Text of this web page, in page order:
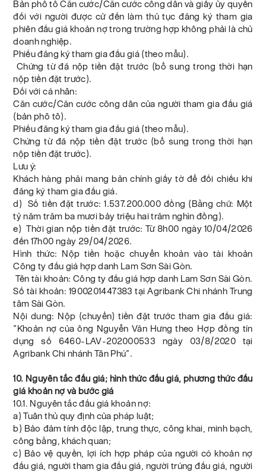
Bản phô tô Căn cước/Căn cước công dân và giấy ủy quyền
đối với người được cử đến làm thủ tục đăng ký tham gia
phiên đấu giá khoản nợ trong trường hợp không phải là chủ
doanh nghiệp.
Phiếu đăng ký tham gia đấu giá (theo mẫu).
Chứng từ đã nộp tiền đặt trước (bổ sung trong thời hạn
nộp tiền đặt trước).
Đối với cá nhân:
Căn cước/Căn cước công dân của người tham gia đấu giá
(bản phô tô).
Phiếu đăng ký tham gia đấu giá (theo mẫu).
Chứng từ đã nộp tiền đặt trước (bổ sung trong thời hạn
nộp tiền đặt trước).
Lưu ý:
Khách hàng phải mang bản chính giấy tờ để đối chiếu khi
đăng ký tham gia đấu giá.
d) Số tiền đặt trước: 1.537.200.000 đồng (Bằng chữ: Một
tỷ năm trăm ba mươi bảy triệu hai trăm nghìn đồng).
e) Thời gian nộp tiền đặt trước: Từ 8h00 ngày 10/04/2026
đến 17h00 ngày 29/04/2026.
Hình thức: Nộp tiền hoặc chuyển khoản vào tài khoản
Công ty đấu giá hợp danh Lam Sơn Sài Gòn.
Tên tài khoản: Công ty đấu giá hợp danh Lam Sơn Sài Gòn.
Số tài khoản: 1900201447383 tại Agribank Chi nhánh Trung
tâm Sài Gòn.
Nội dung: Nộp (chuyển) tiền đặt trước tham gia đấu giá:
“Khoản nợ của ông Nguyễn Văn Hưng theo Hợp đồng tín
dụng số 6460-LAV-202000533 ngày 03/8/2020 tại
Agribank Chi nhánh Tân Phú”.
10. Nguyên tắc đấu giá; hình thức đấu giá, phương thức đấu
giá khoản nợ và bước giá
10.1. Nguyên tắc đấu giá khoản nợ:
a) Tuân thủ quy định của pháp luật;
b) Bảo đảm tính độc lập, trung thực, công khai, minh bạch,
công bằng, khách quan;
c) Bảo vệ quyền, lợi ích hợp pháp của người có khoản nợ
đấu giá, người tham gia đấu giá, người trúng đấu giá, người